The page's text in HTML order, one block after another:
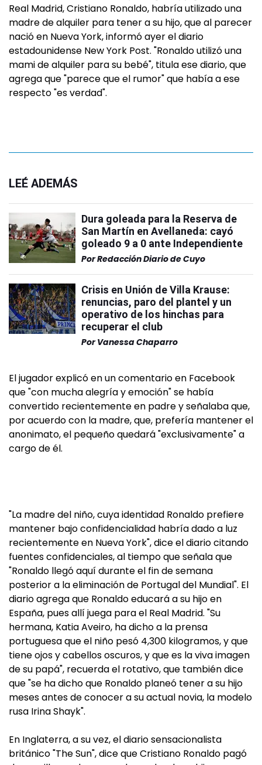
Real Madrid, Cristiano Ronaldo, habría utilizado una
madre de alquiler para tener a su hijo, que al parecer
nació en Nueva York, informó ayer el diario
estadounidense New York Post. "Ronaldo utilizó una
mami de alquiler para su bebé", titula ese diario, que
agrega que "parece que el rumor" que había a ese
respecto "es verdad".
LEÉ ADEMÁS
Dura goleada para la Reserva de
San Martín en Avellaneda: cayó
goleado 9 a 0 ante Independiente
PorRedacción Diario de Cuyo
Crisis en Unión de Villa Krause:
renuncias, paro del plantel y un
operativo de los hinchas para
recuperar el club
Por Vanessa Chaparro
El jugador explicó en un comentario en Facebook
que "con mucha alegría y emoción" se había
convertido recientemente en padre y señalaba que,
por acuerdo con la madre, que, prefería mantener el
anonimato, el pequeño quedará "exclusivamente" a
cargo de él.
"La madre del niño, cuya identidad Ronaldo prefiere
mantener bajo confidencialidad habría dado a luz
recientemente en Nueva York", dice el diario citando
fuentes confidenciales, al tiempo que señala que
"Ronaldo llegó aquí durante el fin de semana
posterior a la eliminación de Portugal del Mundial". El
diario agrega que Ronaldo educará a su hijo en
España, pues allí juega para el Real Madrid. "Su
hermana, Katia Aveiro, ha dicho a la prensa
portuguesa que el niño pesó 4,300 kilogramos, y que
tiene ojos y cabellos oscuros, y que es la viva imagen
de su papá", recuerda el rotativo, que también dice
que "se ha dicho que Ronaldo planeó tener a su hijo
meses antes de conocer a su actual novia, la modelo
rusa Irina Shayk".
En Inglaterra, a su vez, el diario sensacionalista
británico "The Sun", dice que Cristiano Ronaldo pagó